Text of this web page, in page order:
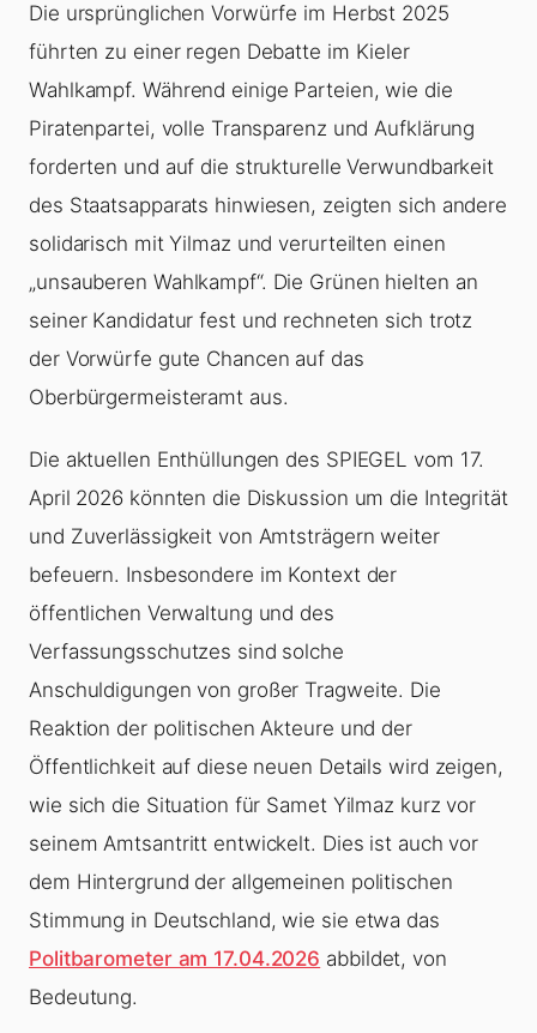
Die ursprünglichen Vorwürfe im Herbst 2025
führten zu einer regen Debatte im Kieler
Wahlkampf. Während einige Parteien, wie die
Piratenpartei, volle Transparenz und Aufklärung
forderten und auf die strukturelle Verwundbarkeit
des Staatsapparats hinwiesen, zeigten sich andere
solidarisch mit Yilmaz und verurteilten einen
„unsauberen Wahlkampf“. Die Grünen hielten an
seiner Kandidatur fest und rechneten sich trotz
der Vorwürfe gute Chancen auf das
Oberbürgermeisteramt aus.
Die aktuellen Enthüllungen des SPIEGEL vom 17.
April 2026 könnten die Diskussion um die Integrität
und Zuverlässigkeit von Amtsträgern weiter
befeuern. Insbesondere im Kontext der
öffentlichen Verwaltung und des
Verfassungsschutzes sind solche
Anschuldigungen von großer Tragweite. Die
Reaktion der politischen Akteure und der
Öffentlichkeit auf diese neuen Details wird zeigen,
wie sich die Situation für Samet Yilmaz kurz vor
seinem Amtsantritt entwickelt. Dies ist auch vor
dem Hintergrund der allgemeinen politischen
Stimmung in Deutschland, wie sie etwa das
Politbarometer am 17.04.2026 abbildet, von
Bedeutung.